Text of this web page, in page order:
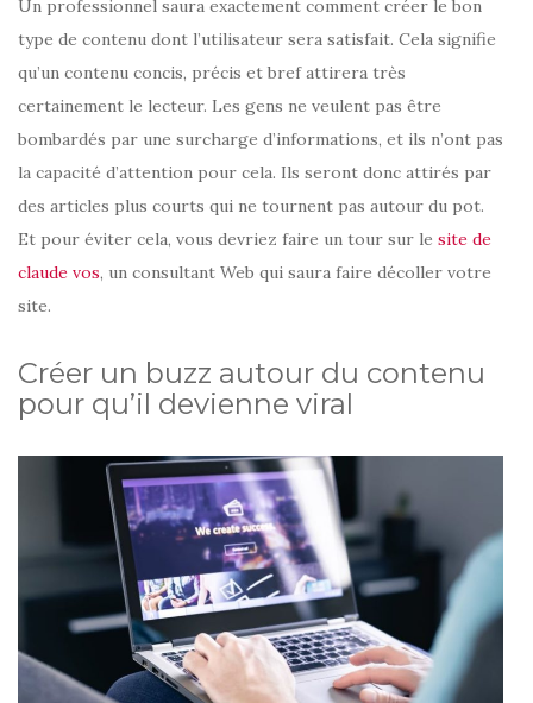
Un professionnel saura exactement comment créer le bon
type de contenu dont l’utilisateur sera satisfait. Cela signifie
qu’un contenu concis, précis et bref attirera très
certainement le lecteur. Les gens ne veulent pas être
bombardés par une surcharge d’informations, et ils n’ont pas
la capacité d’attention pour cela. Ils seront donc attirés par
des articles plus courts qui ne tournent pas autour du pot.
Et pour éviter cela, vous devriez faire un tour sur le site de
claude vos, un consultant Web qui saura faire décoller votre
site.
Créer un buzz autour du contenu
pour qu’il devienne viral